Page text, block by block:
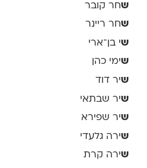
שחר קובר
שחר ריינר
שי בן־ארי
שימי כהן
שיר דוד
שיר שבתאי
שיר שפירא
שירה גלעדי
שירה קרת